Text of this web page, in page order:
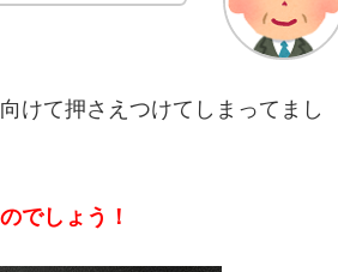
けて押さえつけてしまってまし
でしょう！